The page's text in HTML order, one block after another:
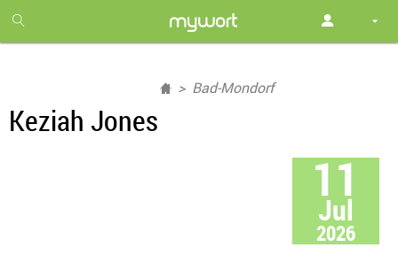
month
free
Bad-Mondorf
Keziah Jones
11
Jul
2026